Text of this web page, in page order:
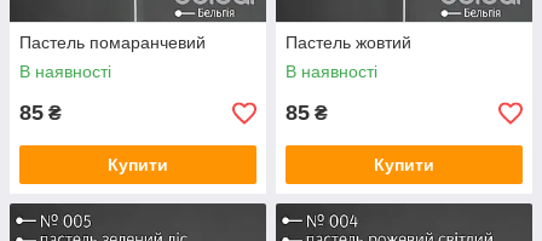
Пастель помаранчевий
В наявності
85 ₴
Купити
Пастель жовтий
В наявності
85 ₴
Купити